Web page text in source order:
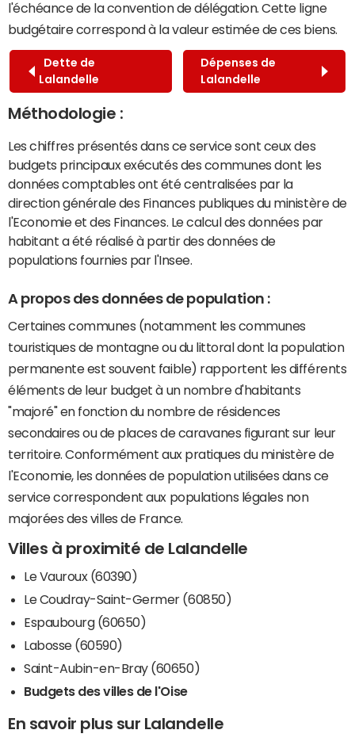
l'échéance de la convention de délégation. Cette ligne
budgétaire correspond à la valeur estimée de ces biens.
Dette de
Lalandelle
Dépenses de
Lalandelle
Méthodologie :
Les chiffres présentés dans ce service sont ceux des
budgets principaux exécutés des communes dont les
données comptables ont été centralisées par la
direction générale des Finances publiques du ministère de
l'Economie et des Finances. Le calcul des données par
habitant a été réalisé à partir des données de
populations fournies par l'Insee.
A propos des données de population :
Certaines communes (notamment les communes
touristiques de montagne ou du littoral dont la population
permanente est souvent faible) rapportent les différents
éléments de leur budget à un nombre d'habitants
"majoré" en fonction du nombre de résidences
secondaires ou de places de caravanes figurant sur leur
territoire. Conformément aux pratiques du ministère de
l'Economie, les données de population utilisées dans ce
service correspondent aux populations légales non
majorées des villes de France.
Villes à proximité de Lalandelle
Le Vauroux (60390)
Le Coudray-Saint-Germer (60850)
Espaubourg (60650)
Labosse (60590)
Saint-Aubin-en-Bray (60650)
Budgets des villes de l'Oise
En savoir plus sur Lalandelle